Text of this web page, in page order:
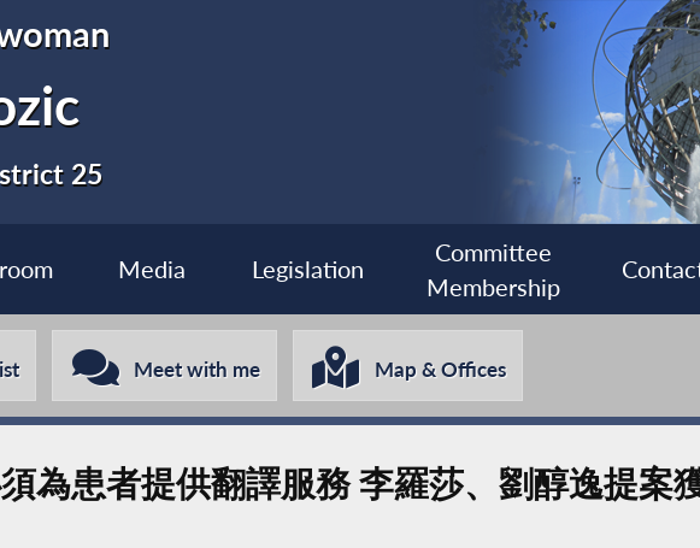
25
Media Legislation
Committee
Membership
Meet with me Map & Offices
為患者提供翻譯服務 李羅莎、劉醇逸提案